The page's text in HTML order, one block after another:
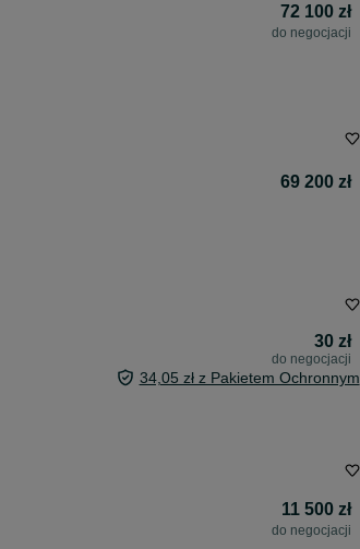
72 100 zł
do negocjacji
69 200 zł
30 zł
do negocjacji
34,05 zł z Pakietem Ochronnym
11 500 zł
do negocjacji